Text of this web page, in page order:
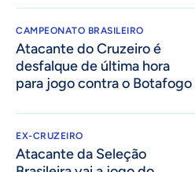
CAMPEONATO BRASILEIRO
Atacante do Cruzeiro é
desfalque de última hora
para jogo contra o Botafogo
EX-CRUZEIRO
Atacante da Seleção